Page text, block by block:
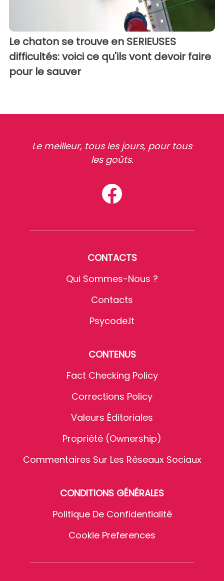
Le chaton se trouve en SERIEUSES
difficultés: voici ce qu'ils vont devoir faire
pour le sauver
Le meilleur, tous les jours, pour tous
les goûts.
CONTACTS
Qui Sommes-Nous ?
Contacts
Psycode.it
CONTENUS
Fact Checking Policy
Corrections Policy
Valeurs Éditoriales
Propriété (Ownership)
Commentaires Sur Les Réseaux Sociaux
CONDITIONS GÉNÉRALES
Politique De Confidentialité
Cookie Preferences